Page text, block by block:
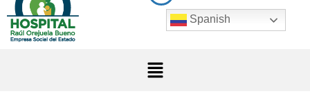
Spanish